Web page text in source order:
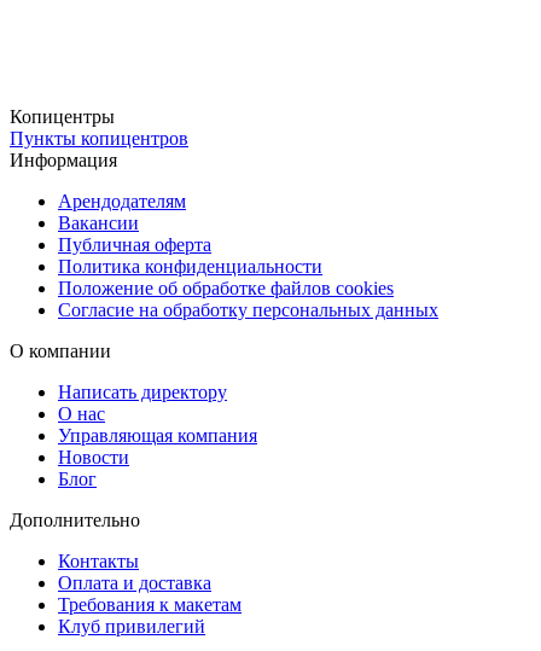
Готовые монетницы можно получить через бесплатные пункты
выдачи сети Copy.ru или доставить через СДЭК в любой город
особенно при небольших тиражах, когда дополнительные
логистические расходы обычно ощутимы. Copy.ru работает как
типографияс собственной сетью пунктов выдачи в Москве, что
ускоряет получение заказа для московских клиентов.
Копицентры
Пункты копицентров
Информация
Арендодателям
Вакансии
Публичная оферта
Политика конфиденциальности
Положение об обработке файлов cookies
Согласие на обработку персональных данных
О компании
Написать директору
О нас
Управляющая компания
Новости
Блог
Дополнительно
Контакты
Оплата и доставка
Требования к макетам
Клуб привилегий